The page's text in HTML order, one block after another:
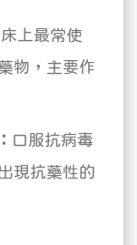
上最常使
物，主要作
口服抗病毒
現抗藥性的